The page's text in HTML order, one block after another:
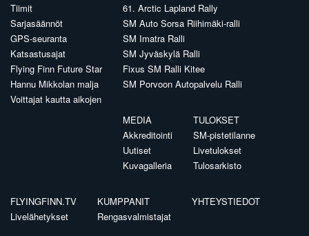
Tiimit
Sarjasäännöt
GPS-seuranta
Katsastusajat
Flying Finn Future Star
Hannu Mikkolan malja
Voittajat kautta aikojen
61. Arctic Lapland Rally
SM Auto Sorsa Riihimäki-ralli
SM Imatra Ralli
SM Jyväskylä Ralli
Fixus SM Ralli Kitee
SM Porvoon Autopalvelu Ralli
MEDIA
Akkreditointi
Uutiset
Kuvagalleria
TULOKSET
SM-pistetilanne
Livetulokset
Tulosarkisto
FLYINGFINN.TV
Livelähetykset
KUMPPANIT
Rengasvalmistajat
YHTEYSTIEDOT